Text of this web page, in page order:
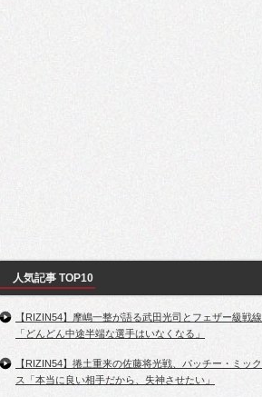
人気記事 TOP10
【RIZIN54】摩嶋一整が語る武田光司とフェザー級戦線
「どんどん中途半端な選手はいなくなる」
【RIZIN54】捲土重来の佐藤将光戦、パッチー・ミック
ス「本当に良い相手だから、失神させたい」